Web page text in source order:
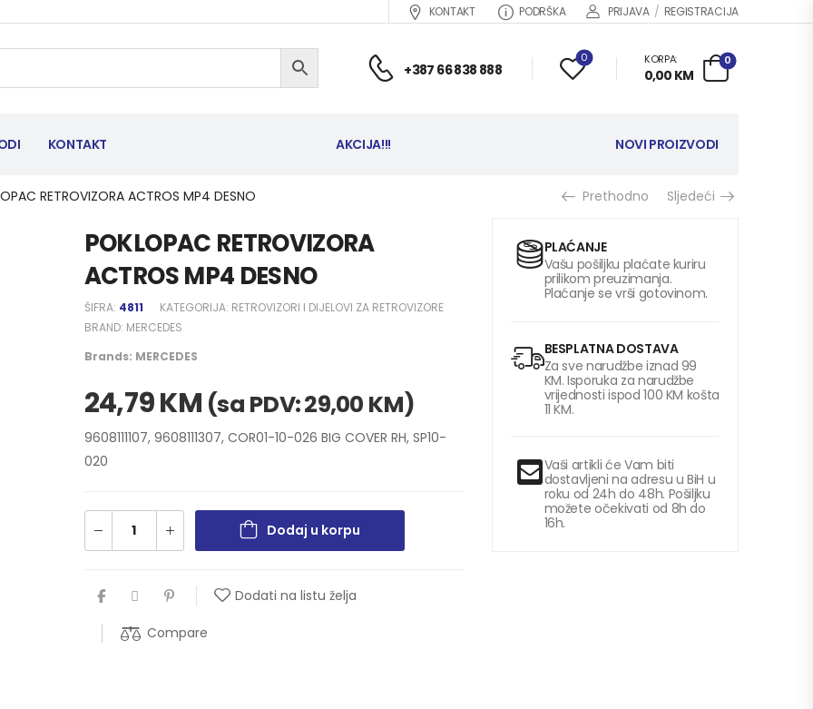
KONTAKT PODRŠKA PRIJAVA / REGISTRACIJA
+387 66 838 888
0 KORPA:
0,00 KM
0
KONTAKT AKCIJA!!! NOVI PROIZVODI
RETROVIZORA ACTROS MP4 DESNO Prethodno Sljedeći
POKLOPAC RETROVIZORA
ACTROS MP4 DESNO
ŠIFRA: 4811 KATEGORIJA: RETROVIZORI I DIJELOVI ZA RETROVIZORE
BRAND: MERCEDES
Brands: MERCEDES
24,79KM (sa PDV:29,00 KM)
9608111107, 9608111307, COR01-10-026 BIG COVER RH, SP10-
020
Dodaj u korpu
Dodati na listu želja
Compare
PLAĆANJE
Vašu pošiljku plaćate kuriru
prilikom preuzimanja.
Plaćanje se vrši gotovinom.
BESPLATNA DOSTAVA
Za sve narudžbe iznad 99
KM. Isporuka za narudžbe
vrijednosti ispod 100 KM košta
11 KM.
Vaši artikli će Vam biti
dostavljeni na adresu u BiH u
roku od 24h do 48h. Pošiljku
možete očekivati od 8h do
16h.